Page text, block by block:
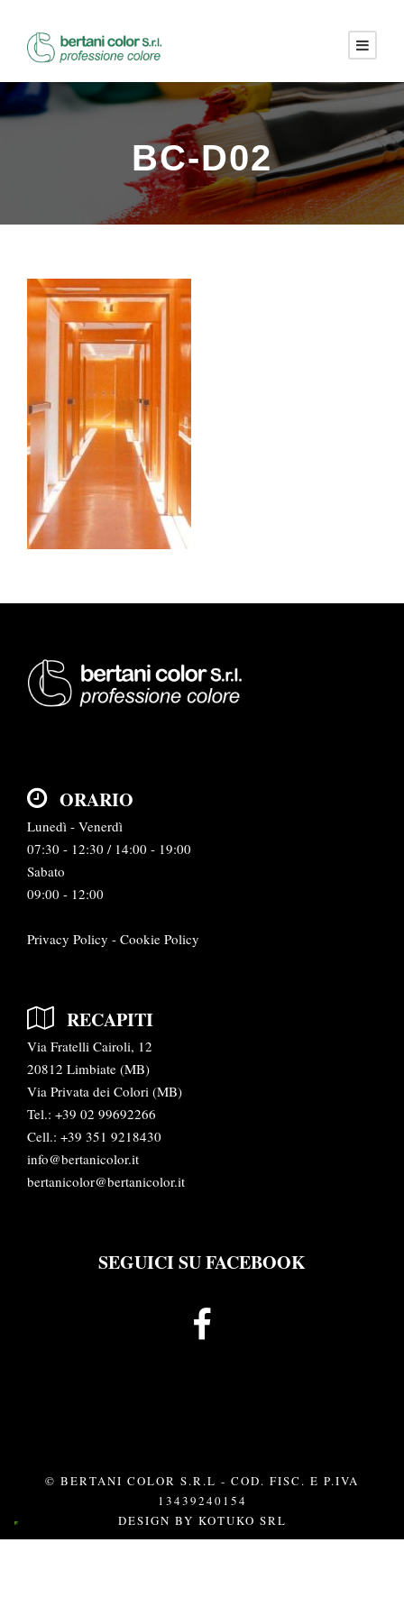
BC-D02
ORARIO
Lunedì - Venerdì
07:30 - 12:30 / 14:00 - 19:00
Sabato
09:00 - 12:00
Privacy Policy - Cookie Policy
RECAPITI
Via Fratelli Cairoli, 12
20812 Limbiate (MB)
Via Privata dei Colori (MB)
Tel.: +39 02 99692266
Cell.: +39 351 9218430
info@bertanicolor.it
bertanicolor@bertanicolor.it
SEGUICI SU FACEBOOK
© BERTANI COLOR S.R.L - COD. FISC. E P.IVA
13439240154
DESIGN BY KOTUKO SRL